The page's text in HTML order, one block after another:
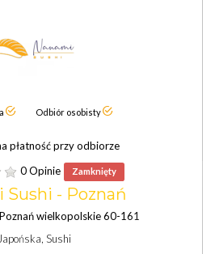
Odbiór osobisty
płatność przy odbiorze
0 Opinie
Zamknięty
Sushi - Poznań
wielkopolskie 60-161
Sushi